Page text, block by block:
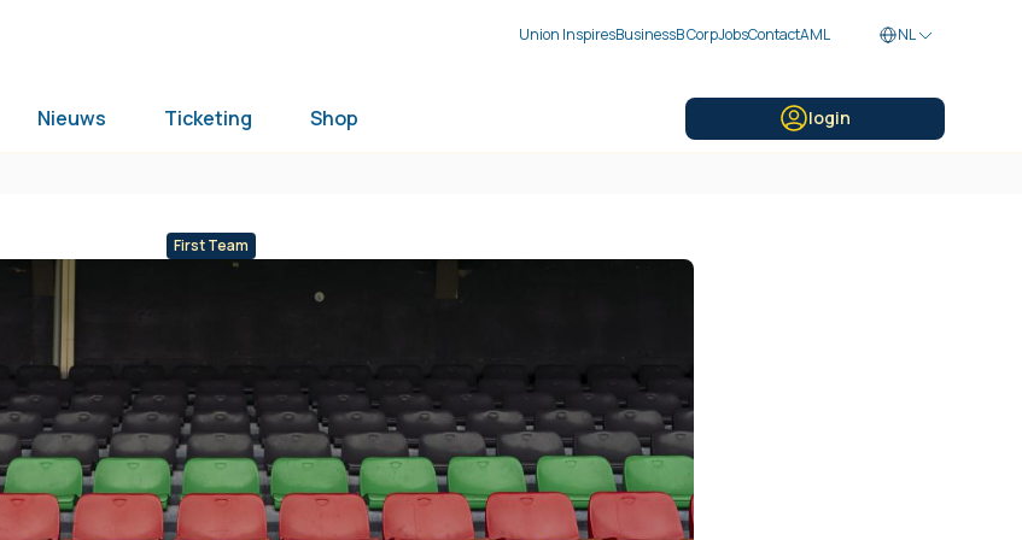
Union InspiresBusinessB CorpJobsContactAML NL
Nieuws Ticketing Shop login
First Team